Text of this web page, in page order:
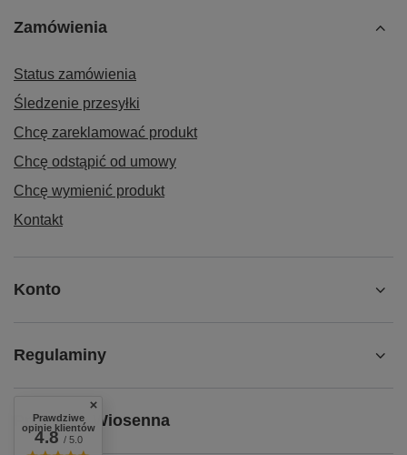
Zamówienia
Status zamówienia
Śledzenie przesyłki
Chcę zareklamować produkt
Chcę odstąpić od umowy
Chcę wymienić produkt
Kontakt
Konto
Regulaminy
Promocja Wiosenna
Prawdziwe
opinie klientów
4.8/ 5.0